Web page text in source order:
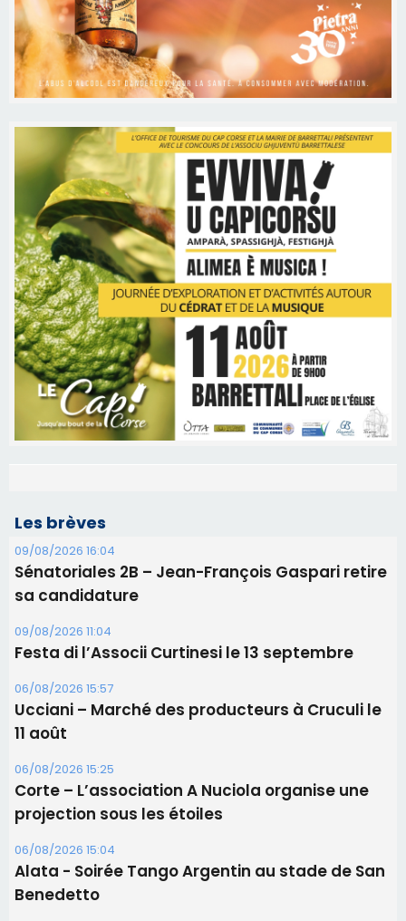
Les brèves
09/08/2026 16:04
Sénatoriales 2B – Jean-François Gaspari retire
sa candidature
09/08/2026 11:04
Festa di l’Associi Curtinesi le 13 septembre
06/08/2026 15:57
Ucciani – Marché des producteurs à Cruculi le
11 août